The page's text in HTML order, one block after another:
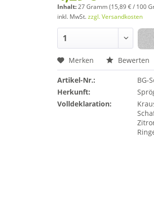
Inhalt:27 Gramm (15,89 € / 100
inkl. MwSt.zzgl. Versandkosten
Merken Bewerten
Artikel-Nr.:
BG-
Herkunft:
Volldeklaration: